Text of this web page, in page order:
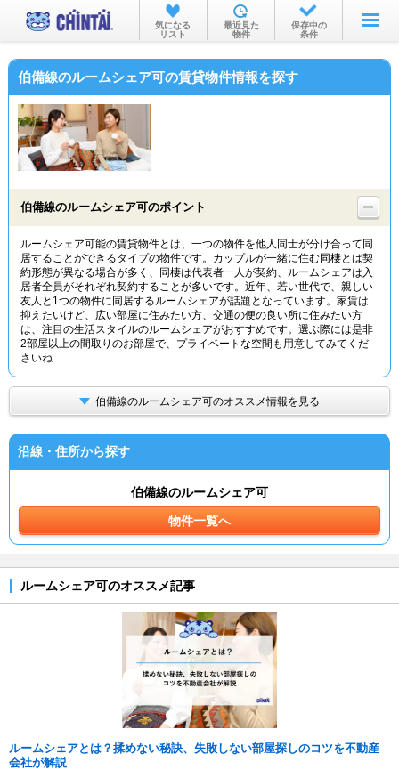
お部屋を探す
沿線・駅から
物件特集から
TOP
気になる
リスト
最近見た
物件
保存中の
条件
伯備線のルームシェア可の賃貸物件情報を探す
伯備線のルームシェア可のポイント
ルームシェア可能の賃貸物件とは、一つの物件を他人同士が分け合って同
居することができるタイプの物件です。カップルが一緒に住む同棲とは契
約形態が異なる場合が多く、同棲は代表者一人が契約、ルームシェアは入
居者全員がそれぞれ契約することが多いです。近年、若い世代で、親しい
友人と1つの物件に同居するルームシェアが話題となっています。家賃は
抑えたいけど、広い部屋に住みたい方、交通の便の良い所に住みたい方
は、注目の生活スタイルのルームシェアがおすすめです。選ぶ際には是非
2部屋以上の間取りのお部屋で、プライベートな空間も用意してみてくだ
さいね
伯備線のルームシェア可のオススメ情報を見る
沿線・住所から探す
伯備線のルームシェア可
物件一覧へ
ルームシェア可のオススメ記事
ルームシェアとは？揉めない秘訣、失敗しない部屋探しのコツを不動産
会社が解説